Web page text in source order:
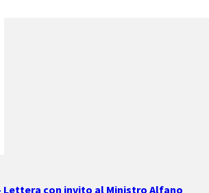
Lettera con invito al Ministro Alfano